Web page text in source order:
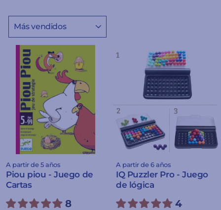
A partir de 5 años
Piou piou - Juego de
Cartas
8
A partir de 6 años
IQ Puzzler Pro - Juego
de lógica
4